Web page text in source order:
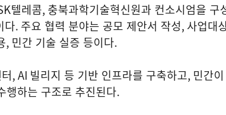
텔레콤, 충북과학기술혁신원과 컨소시엄을 구
다. 주요 협력 분야는 공모 제안서 작성, 사업대
, 민간 기술 실증 등이다.
, AI 빌리지 등 기반 인프라를 구축하고, 민간
행하는 구조로 추진된다.